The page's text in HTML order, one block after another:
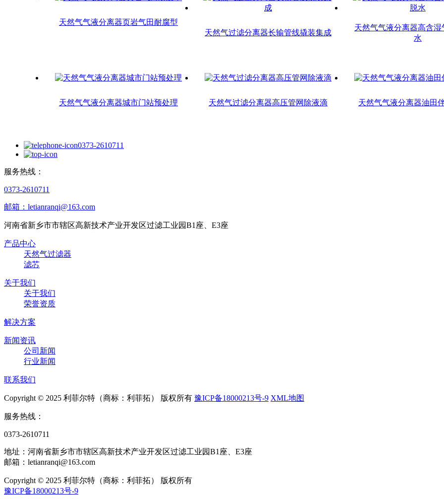
天然气气液分离器页岩气田耐腐型
天然气过滤分离器长输管线撬装集成
天然气气液分离器高含湿
水
天然气气液分离器城市门站预处理 天然气过滤分离器高压管网除液滴 天然气气液分离器油田
0373-2610711
服务热线：
0373-2610711
邮箱：letianranqi@163.com
河南省新乡市市辖区高新技术产业开发区过滤工业园B1座、E3座
产品中心
天然气过滤器
滤芯
关于我们
关于我们
荣誉资质
解决方案
新闻资讯
公司新闻
行业新闻
联系我们
Copyright © 2025 利菲尔特（商标：利菲拓） 版权所有 豫ICP备18000213号-9 XML地图
服务热线：
0373-2610711
地址：河南省新乡市市辖区高新技术产业开发区过滤工业园B1座、E3座
邮箱：letianranqi@163.com
Copyright © 2025 利菲尔特（商标：利菲拓） 版权所有
豫ICP备18000213号-9